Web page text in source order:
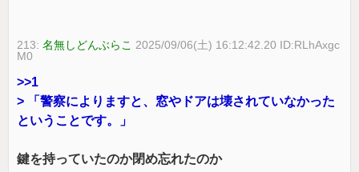
213:名無しどんぶらこ 2025/09/06(土) 16:12:42.20 ID:RLhAxgc
M0
>>1
> 「警察によりますと、窓やドアは壊されていなかった
ということです。」
鍵を持っていたのか閉め忘れたのか